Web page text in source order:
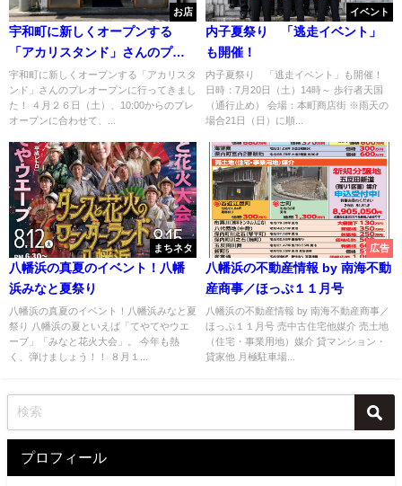
お店
宇和町に新しくオープンする
「アカリスタンド」さんのプレ
オープンに行ってきました！
宇和町に新しくオープンする「アカリスタ
ンド」さんのプレオープンに行ってきまし
た！ ４月２６日（土）、10:00からのプレ
オープンに合わせて、...
イベント
内子夏祭り 「逃走イベント」
も開催！
内子夏祭り 「逃走イベント」も開催！
日時：7月20日（土）14時～ 歩行者天国
（通行止め） 会場：本町商店街 ※雨天の
場合21日（日）に順...
まちネタ
八幡浜の真夏のイベント！八幡
浜みなと夏祭り
八幡浜の真夏のイベント！八幡浜みなと夏
祭り 八幡浜の夏といえば「てやてやウエ
ーブ」「みなと花火大会」。 今年も熱
く、弾けましょう！！ ８月１...
広告
八幡浜の不動産情報 by 南海不動
産商事／ほっぷ１１月号
八幡浜の不動産情報 by 南海不動産商事／
ほっぷ１１月号 売中古住宅他媒介 売土地
（住宅・事業用地）媒介 貸マンション・
貸家他 月極駐車場...
プロフィール